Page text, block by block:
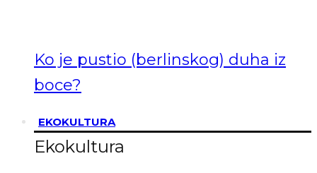
Ko je pustio (berlinskog) duha iz
boce?
EKOKULTURA
Ekokultura